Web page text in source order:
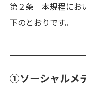
第２条 本規程にお
下のとおりです。
①ソーシャルメ